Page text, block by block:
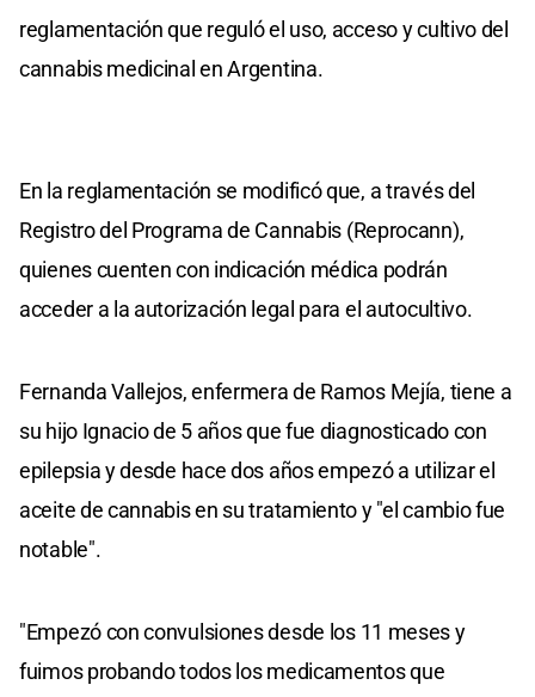
reglamentación que reguló el uso, acceso y cultivo del
cannabis medicinal en Argentina.
En la reglamentación se modificó que, a través del
Registro del Programa de Cannabis (Reprocann),
quienes cuenten con indicación médica podrán
acceder a la autorización legal para el autocultivo.
Fernanda Vallejos, enfermera de Ramos Mejía, tiene a
su hijo Ignacio de 5 años que fue diagnosticado con
epilepsia y desde hace dos años empezó a utilizar el
aceite de cannabis en su tratamiento y "el cambio fue
notable".
"Empezó con convulsiones desde los 11 meses y
fuimos probando todos los medicamentos que